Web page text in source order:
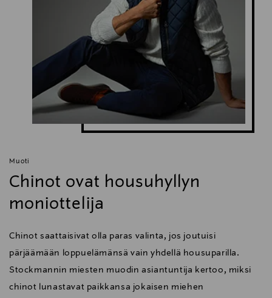
Muoti
Chinot ovat housuhyllyn
moniottelija
Chinot saattaisivat olla paras valinta, jos joutuisi
pärjäämään loppuelämänsä vain yhdellä housuparilla.
Stockmannin miesten muodin asiantuntija kertoo, miksi
chinot lunastavat paikkansa jokaisen miehen